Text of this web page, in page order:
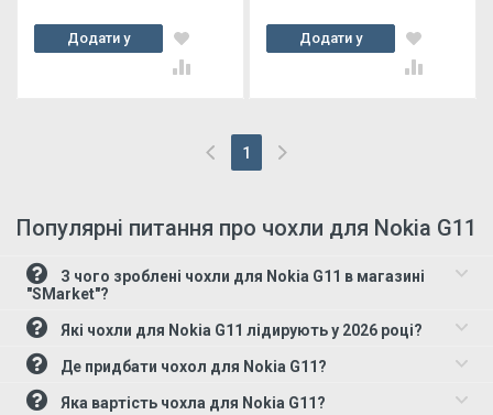
Додати у
кошик
Додати у
кошик
1
(current)
Популярні питання про чохли для Nokia G11
"SMarket"?
Які чохли для Nokia G11 лідирують у 2026 році?
Де придбати чохол для Nokia G11?
Яка вартість чохла для Nokia G11?